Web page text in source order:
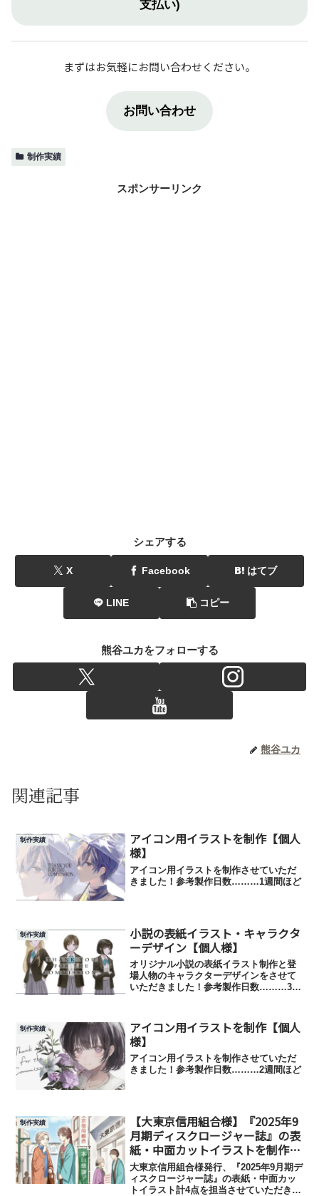
支払い)
まずはお気軽にお問い合わせください。
お問い合わせ
制作実績
スポンサーリンク
シェアする
X Facebook はてブ
LINE コピー
熊谷ユカをフォローする
熊谷ユカ
関連記事
制作実績
アイコン用イラストを制作【個人
様】
アイコン用イラストを制作させていただ
きました！参考製作日数………1週間ほど
制作実績
小説の表紙イラスト・キャラクタ
ーデザイン【個人様】
オリジナル小説の表紙イラスト制作と登
場人物のキャラクターデザインをさせて
いただきました！参考製作日数………3週
制作実績
アイコン用イラストを制作【個人
様】
アイコン用イラストを制作させていただ
きました！参考製作日数………2週間ほど
制作実績
【大東京信用組合様】『2025年9
月期ディスクロージャー誌』の表
紙・中面カットイラストを制作
【企業様】
大東京信用組合様発行、『2025年9月期デ
ィスクロージャー誌』の表紙・中面カッ
トイラスト計4点を担当させていただきま